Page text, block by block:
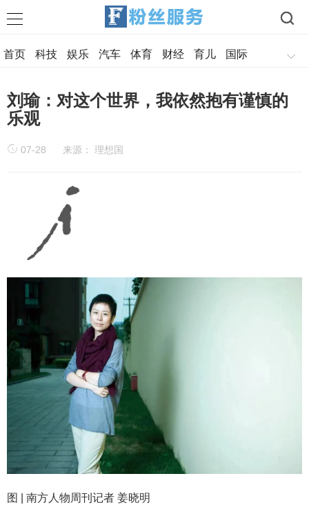
首页 科技 娱乐 汽车 体育 财经 育儿 国际
刘瑜：对这个世界，我依然抱有谨慎的
乐观
07-28 来源： 理想国
图 | 南方人物周刊记者 姜晓明